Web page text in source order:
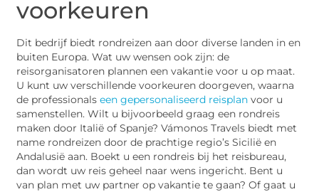
voorkeuren
Dit bedrijf biedt rondreizen aan door diverse landen in en
buiten Europa. Wat uw wensen ook zijn: de
reisorganisatoren plannen een vakantie voor u op maat.
U kunt uw verschillende voorkeuren doorgeven, waarna
de professionalseen gepersonaliseerd reisplan voor u
samenstellen. Wilt u bijvoorbeeld graag een rondreis
maken door Italië of Spanje? Vámonos Travels biedt met
name rondreizen door de prachtige regio’s Sicilië en
Andalusië aan. Boekt u een rondreis bij het reisbureau,
dan wordt uw reis geheel naar wens ingericht. Bent u
van plan met uw partner op vakantie te gaan? Of gaat u